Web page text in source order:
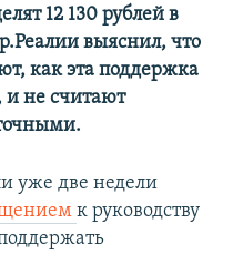
12 130 рублей в
выяснил, что
как эта поддержка
и не считают
уже две недели
к руководству